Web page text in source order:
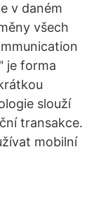
v daném
všech
je forma
slouží
transakce.
mobilní